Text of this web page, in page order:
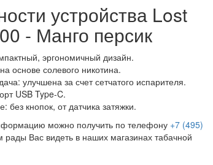
устройства Lost
- Манго персик
эргономичный дизайн.
основе солевого никотина.
улучшена за счет сетчатого испарителя.
USB Type-C.
без кнопок, от датчика затяжки.
можно получить по телефону +7 (495)
рады Вас видеть в наших магазинах табачной